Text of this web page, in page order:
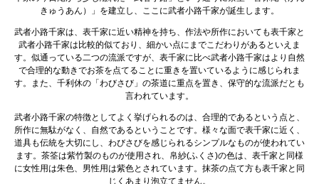
きゅうあん）」を建立し、ここに武者小路千家が誕生します。
武者小路千家は、表千家に近い精神を持ち、作法や所作においても表千家と
武者小路千家は比較的似ており、細かい点にまでこだわりがあるといえま
す。似通っている二つの流派ですが、表千家に比べ武者小路千家はより自然
で合理的な動きでお茶を点てることに重きを置いているように感じられま
す。また、千利休の「わびさび」の茶道に重点を置き、保守的な流派だとも
言われています。
武者小路千家の特徴としてよく挙げられるのは、合理的であるという点と、
所作に無駄がなく、自然であるということです。様々な面で表千家に近く、
道具も伝統を大切にし、わびさびを感じられるシンプルなものが使われてい
ます。茶筌は紫竹製のものが使用され、帛紗(ふくさ)の色は、表千家と同様
に女性用は朱色、男性用は紫色とされています。抹茶の点て方も表千家と同
じくあまり泡立てません。